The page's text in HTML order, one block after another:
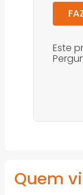
Este
Quem